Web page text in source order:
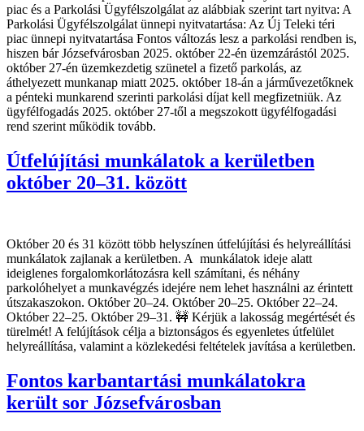
piac és a Parkolási Ügyfélszolgálat az alábbiak szerint tart nyitva: A
Parkolási Ügyfélszolgálat ünnepi nyitvatartása: Az Új Teleki téri
piac ünnepi nyitvatartása Fontos változás lesz a parkolási rendben is,
hiszen bár Józsefvárosban 2025. október 22-én üzemzárástól 2025.
október 27-én üzemkezdetig szünetel a fizető parkolás, az
áthelyezett munkanap miatt 2025. október 18-án a járművezetőknek
a pénteki munkarend szerinti parkolási díjat kell megfizetniük. Az
ügyfélfogadás 2025. október 27-től a megszokott ügyfélfogadási
rend szerint működik tovább.
Útfelújítási munkálatok a kerületben
október 20–31. között
Október 20 és 31 között több helyszínen útfelújítási és helyreállítási
munkálatok zajlanak a kerületben. A munkálatok ideje alatt
ideiglenes forgalomkorlátozásra kell számítani, és néhány
parkolóhelyet a munkavégzés idejére nem lehet használni az érintett
útszakaszokon. Október 20–24. Október 20–25. Október 22–24.
Október 22–25. Október 29–31. 🚧 Kérjük a lakosság megértését és
türelmét! A felújítások célja a biztonságos és egyenletes útfelület
helyreállítása, valamint a közlekedési feltételek javítása a kerületben.
Fontos karbantartási munkálatokra
került sor Józsefvárosban